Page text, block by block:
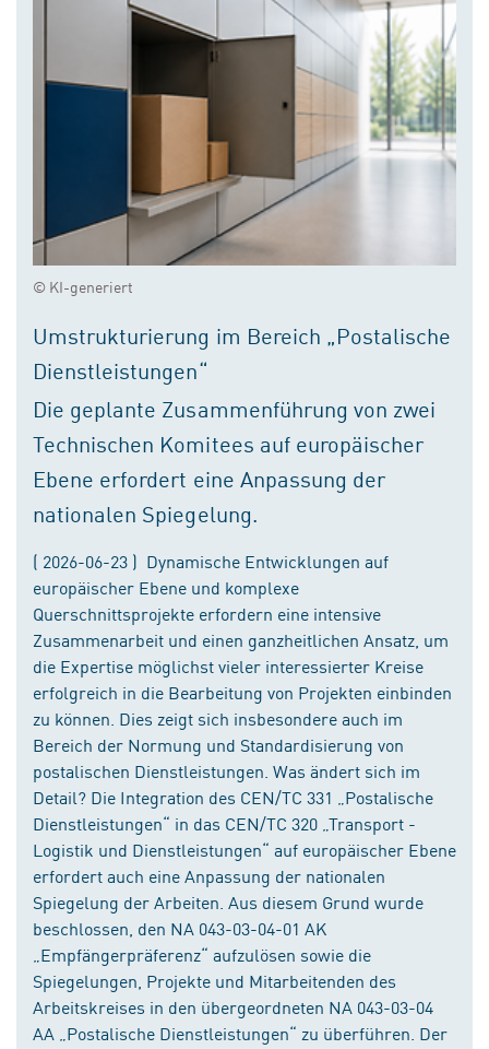
© KI-generiert
Umstrukturierung im Bereich „Postalische
Dienstleistungen“
Die geplante Zusammenführung von zwei
Technischen Komitees auf europäischer
Ebene erfordert eine Anpassung der
nationalen Spiegelung.
( 2026-06-23 ) Dynamische Entwicklungen auf
europäischer Ebene und komplexe
Querschnittsprojekte erfordern eine intensive
Zusammenarbeit und einen ganzheitlichen Ansatz, um
die Expertise möglichst vieler interessierter Kreise
erfolgreich in die Bearbeitung von Projekten einbinden
zu können. Dies zeigt sich insbesondere auch im
Bereich der Normung und Standardisierung von
postalischen Dienstleistungen. Was ändert sich im
Detail? Die Integration des CEN/TC 331 „Postalische
Dienstleistungen“ in das CEN/TC 320 „Transport -
Logistik und Dienstleistungen“ auf europäischer Ebene
erfordert auch eine Anpassung der nationalen
Spiegelung der Arbeiten. Aus diesem Grund wurde
beschlossen, den NA 043-03-04-01 AK
„Empfängerpräferenz“ aufzulösen sowie die
Spiegelungen, Projekte und Mitarbeitenden des
Arbeitskreises in den übergeordneten NA 043-03-04
AA „Postalische Dienstleistungen“ zu überführen. Der